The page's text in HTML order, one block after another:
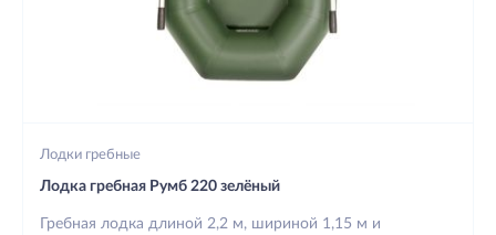
Лодки гребные
Лодка гребная Румб 220 зелёный
Гребная лодка длиной 2,2 м, шириной 1,15 м и